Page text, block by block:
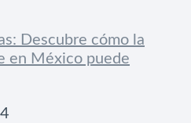
Descubre cómo la
en México puede